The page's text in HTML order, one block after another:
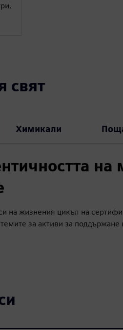
свят
Химикали
на жизнения цикъл на
за активи за